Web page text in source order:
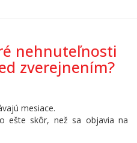
nehnuteľnosti
zverejnením?
mesiace.
ešte skôr, než sa objavia na